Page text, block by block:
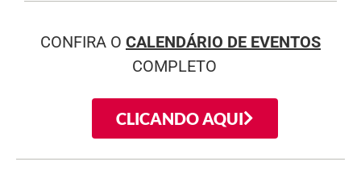
CONFIRA O CALENDÁRIO DE EVENTOS
COMPLETO
CLICANDO AQUI